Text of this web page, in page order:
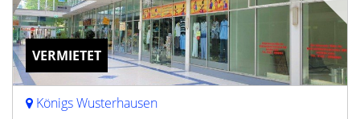
VERMIETET
Königs Wusterhausen